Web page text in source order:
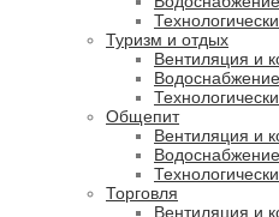
Туризм и отдых
Вентиляция и
Водоснабжение
Общепит
Вентиляция и
Водоснабжение
Торговля
Вентиляция и